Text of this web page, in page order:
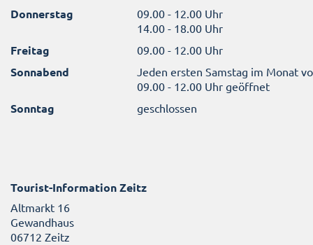
Donnerstag
09.00 - 12.00 Uhr
14.00 - 18.00 Uhr
Freitag 09.00 - 12.00 Uhr
Sonnabend
Jeden ersten Samstag im Monat
09.00 - 12.00 Uhr geöffnet
Sonntag geschlossen
Tourist-Information Zeitz
Altmarkt 16
Gewandhaus
06712 Zeitz